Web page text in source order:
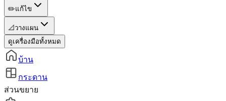
✏️แก้ไข
📐วางแผน
ดูเครื่องมือทั้งหมด
บ้าน
กระดาน
ส่วนขยาย